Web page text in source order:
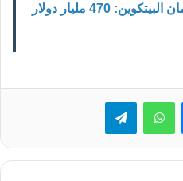
تهديد الكم يطارد أمان البيتكوين: 470 مليار دولار
ماسنجرواتساب تيلقرام